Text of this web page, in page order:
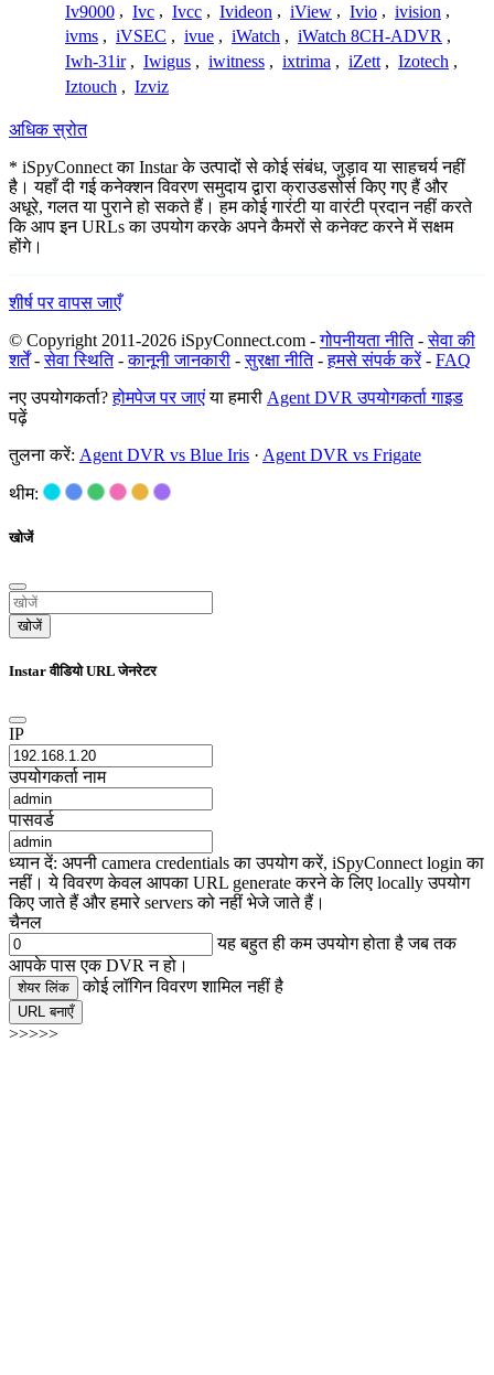
Iv9000 , Ivc , Ivcc , Ivideon , iView , Ivio , ivision ,
ivms , iVSEC , ivue , iWatch , iWatch 8CH-ADVR ,
Iwh-31ir , Iwigus , iwitness , ixtrima , iZett , Izotech ,
Iztouch , Izviz
अधिक स्रोत
* iSpyConnect का Instar के उत्पादों से कोई संबंध, जुड़ाव या साहचर्य नहीं
है। यहाँ दी गई कनेक्शन विवरण समुदाय द्वारा क्राउडसोर्स किए गए हैं और
अधूरे, गलत या पुराने हो सकते हैं। हम कोई गारंटी या वारंटी प्रदान नहीं करते
कि आप इन URLs का उपयोग करके अपने कैमरों से कनेक्ट करने में सक्षम
होंगे।
शीर्ष पर वापस जाएँ
© Copyright 2011-2026 iSpyConnect.com -गोपनीयता नीति-सेवा की
शर्तें-सेवा स्थिति-कानूनी जानकारी -सुरक्षा नीति-हमसे संपर्क करें- FAQ
नए उपयोगकर्ता?होमपेज पर जाएंया हमारी Agent DVR उपयोगकर्ता गाइड
पढ़ें
तुलना करें: Agent DVR vs Blue Iris · Agent DVR vs Frigate
थीम:
खोजें
खोजें
Instar वीडियो URL जेनरेटर
IP
उपयोगकर्ता नाम
पासवर्ड
ध्यान दें: अपनी camera credentials का उपयोग करें, iSpyConnect login का
नहीं। ये विवरण केवल आपका URL generate करने के लिए locally उपयोग
किए जाते हैं और हमारे servers को नहीं भेजे जाते हैं।
चैनल
यह बहुत ही कम उपयोग होता है जब तक
आपके पास एक DVR न हो।
शेयर लिंक कोई लॉगिन विवरण शामिल नहीं है
URL बनाएँ
>>>>>